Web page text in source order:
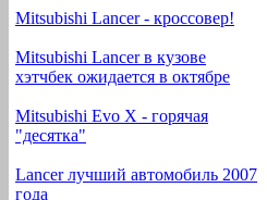
Mitsubishi Lancer - кроссовер!
Mitsubishi Lancer в кузове
хэтчбек ожидается в октябре
Mitsubishi Evo X - горячая
"десятка"
Lancer лучший автомобиль 2007
года